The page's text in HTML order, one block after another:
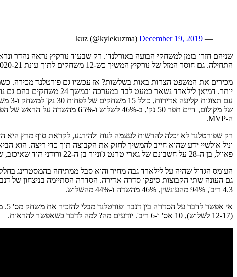
— kuz (@kylekuzma)
December 19, 2019
התחילה. גם חוסר המזל של נורקיץ המשיך כש-12 משחקים לתוך עונת 2020-21 הוא נפצע בפרק כף היד והצטרף לקולינס ברשימת הפצועים של פורטלנד. הפעם נורקיץ הושבת לכחודשיים וחצי.
מכירים את המשפט הצרות באות בשלשות? אז עכשיו גם פורטלנד מכירה.
ה-MVP.
רק שפורטלנד לא יכלה להרשות לעצמה לנוח ולהירגע, לקראת סוף מרץ
פאוול, בן ה-28 על חשבונם של גארי
טרנט ג'וניור בן ה-22 ורודני הוד שאיכזב, שידרה מסר ברור – פורטלנד היא לא קבוצה בבניה, אין לה זמן לחכות, היא רוצה וחייבת לנצח עכשיו.
העומס הגדול שהיה על לילארד גבה מחיר והוא סבל ממתיחה בהמסטרינג
4.3 ריב', 94% מהעונשין, 46% מהשדה ו-44% מהשלוש.
(12-17 לשלוש), 10 אס' ו-6 ריב'. יודעים מה? למה לדבר כשאפשר להראות.